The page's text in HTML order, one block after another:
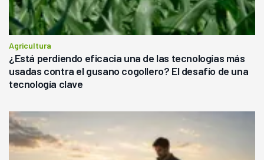
Agricultura
¿Está perdiendo eficacia una de las tecnologías más
usadas contra el gusano cogollero? El desafío de una
tecnología clave